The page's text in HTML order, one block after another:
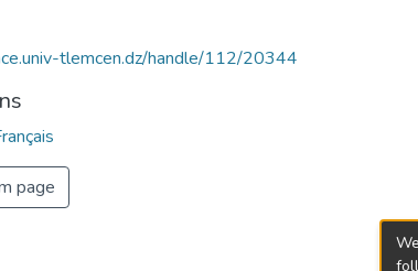
tlemcen.dz/handle/112/20344
page